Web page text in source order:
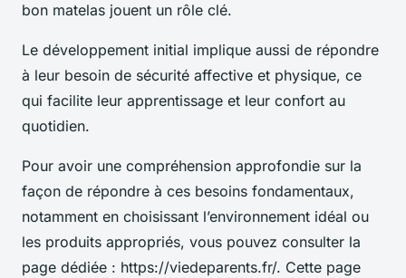
bon matelas jouent un rôle clé.
Le développement initial implique aussi de répondre
à leur besoin de sécurité affective et physique, ce
qui facilite leur apprentissage et leur confort au
quotidien.
Pour avoir une compréhension approfondie sur la
façon de répondre à ces besoins fondamentaux,
notamment en choisissant l’environnement idéal ou
les produits appropriés, vous pouvez consulter la
page dédiée : https://viedeparents.fr/. Cette page